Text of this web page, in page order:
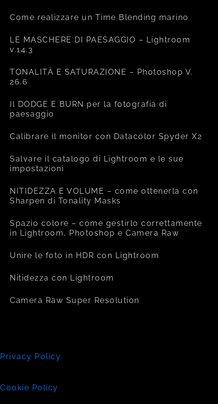
Come realizzare un Time Blending marino
LE MASCHERE DI PAESAGGIO – Lightroom
v.14.3
TONALITÀ E SATURAZIONE – Photoshop V.
26.6
Il DODGE E BURN per la fotografia di
paesaggio
Calibrare il monitor con Datacolor Spyder X2
Salvare il catalogo di Lightroom e le sue
impostazioni
NITIDEZZA E VOLUME – come ottenerla con
Sharpen di Tonality Masks
Spazio colore – come gestirlo correttamente
in Lightroom, Photoshop e Camera Raw
Unire le foto in HDR con Lightroom
Nitidezza con Lightroom
Camera Raw Super Resolution
Privacy Policy
Cookie Policy